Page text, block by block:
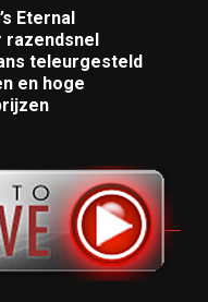
Eternal
razendsnel
teleurgesteld
en hoge